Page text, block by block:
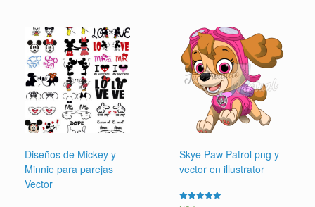
Diseños de Mickey y
Minnie para parejas
Vector
Skye Paw Patrol png y
vector en illustrator